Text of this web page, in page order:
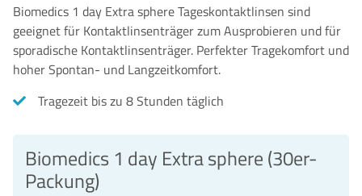
Biomedics 1 day Extra sphere Tageskontaktlinsen sind
geeignet für Kontaktlinsenträger zum Ausprobieren und für
sporadische Kontaktlinsenträger. Perfekter Tragekomfort und
hoher Spontan- und Langzeitkomfort.
Tragezeit bis zu 8 Stunden täglich
Biomedics 1 day Extra sphere (30er-
Packung)